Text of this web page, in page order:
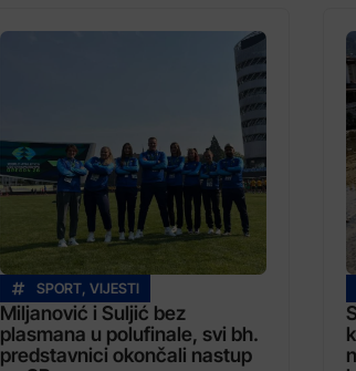
SPORT VIJESTI
Miljanović i Suljić bez
plasmana u polufinale, svi bh.
predstavnici okončali nastup